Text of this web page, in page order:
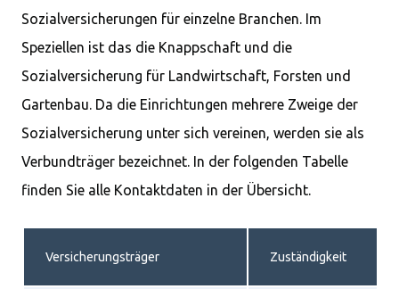
Sozialversicherungen für einzelne Branchen. Im
Speziellen ist das die Knappschaft und die
Sozialversicherung für Landwirtschaft, Forsten und
Gartenbau. Da die Einrichtungen mehrere Zweige der
Sozialversicherung unter sich vereinen, werden sie als
Verbundträger bezeichnet. In der folgenden Tabelle
finden Sie alle Kontaktdaten in der Übersicht.
Versicherungsträger Zuständigkeit